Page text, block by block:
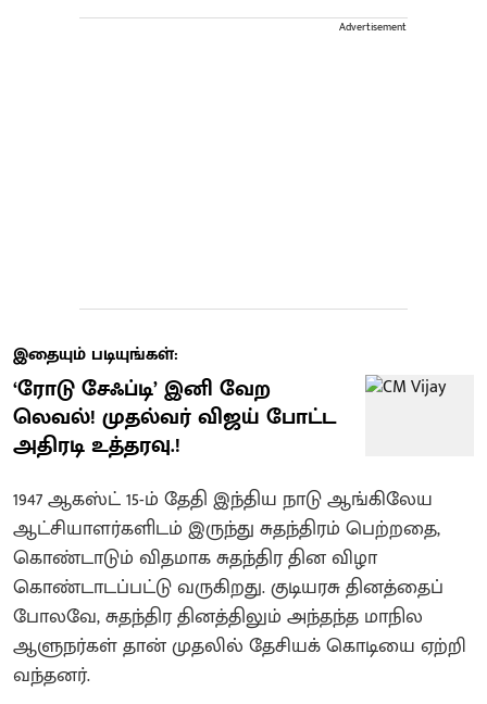
Advertisement
இதையும் படியுங்கள்:
​‘ரோடு சேஃப்டி’ இனி வேற
லெவல்! முதல்வர் விஜய் போட்ட
அதிரடி உத்தரவு.!
1947 ஆகஸ்ட் 15-ம் தேதி இந்திய நாடு ஆங்கிலேய
ஆட்சியாளர்களிடம் இருந்து சுதந்திரம் பெற்றதை,
கொண்டாடும் விதமாக சுதந்திர தின விழா
கொண்டாடப்பட்டு வருகிறது. குடியரசு தினத்தைப்
போலவே, சுதந்திர தினத்திலும் அந்தந்த மாநில
ஆளுநர்கள் தான் முதலில் தேசியக் கொடியை ஏற்றி
வந்தனர்.